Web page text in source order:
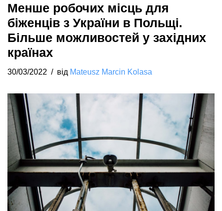
Менше робочих місць для
біженців з України в Польщі.
Більше можливостей у західних
країнах
30/03/2022 від Mateusz Marcin Kolasa